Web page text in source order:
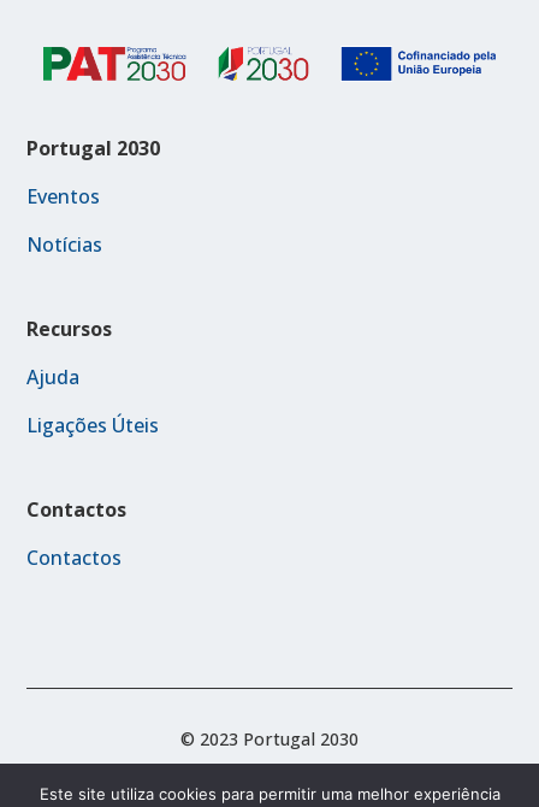
Portugal 2030
Eventos
Notícias
Recursos
Ajuda
Ligações Úteis
Contactos
Contactos
© 2023 Portugal 2030
Este site utiliza cookies para permitir uma melhor experiência